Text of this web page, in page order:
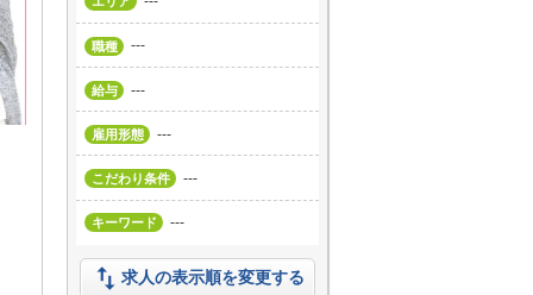
職種 ---
給与 ---
雇用形態 ---
こだわり条件 ---
キーワード ---
 求人の表示順を変更する